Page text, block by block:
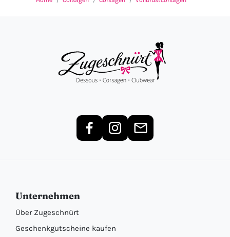
Unternehmen
Über Zugeschnürt
Geschenkgutscheine kaufen